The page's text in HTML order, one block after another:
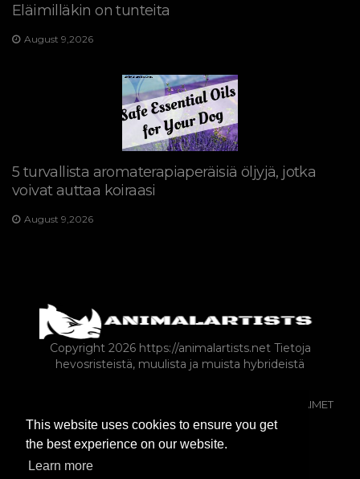
This website uses cookies to ensure you get
the best experience on our website.
Learn more
Eläimilläkin on tunteita
August 9,2026
5 turvallista aromaterapiaperäisiä öljyjä, jotka
voivat auttaa koiraasi
August 9,2026
Copyright 2026 https://animalartists.net Tietoja
hevosristeistä, muulista ja muista hybrideistä
EKSOOTTISET LEMMIKKIELÄIMET
MAATILAN ELÄIMET LEMMIKKIELÄIMINÄ
MAATILA-ANIMALS-AS-LEMPEÄT